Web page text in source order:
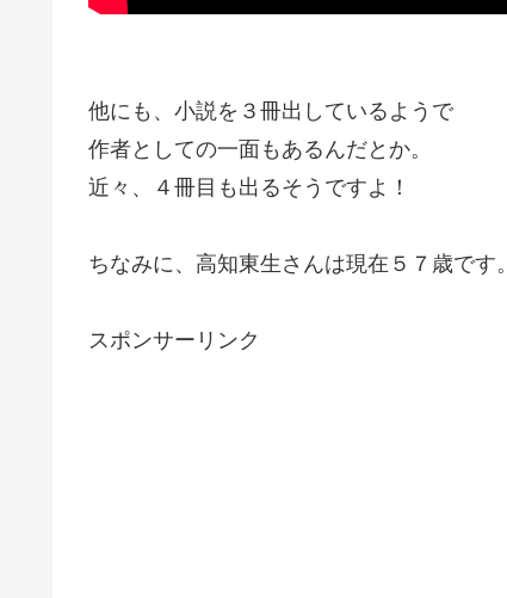
他にも、小説を３冊出しているようで
作者としての一面もあるんだとか。
近々、４冊目も出るそうですよ！
ちなみに、高知東生さんは現在５７歳です。
スポンサーリンク